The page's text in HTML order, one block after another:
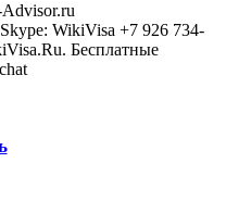
WikiVisa +7 926 734-
Бесплатные